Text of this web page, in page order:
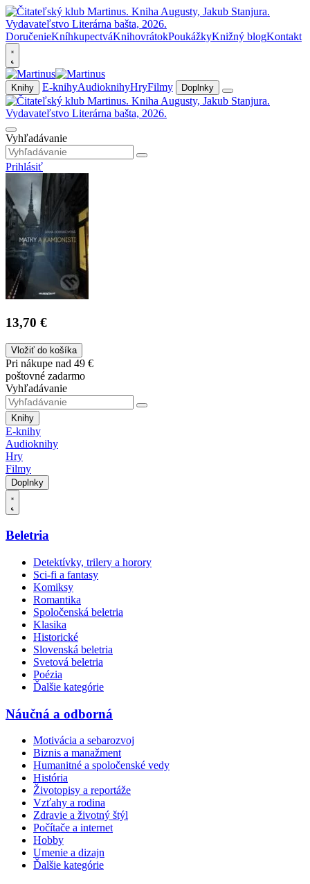
DoručenieKníhkupectváKnihovrátokPoukážkyKnižný blogKontakt
Knihy E-knihyAudioknihyHryFilmy Doplnky
Vyhľadávanie
Prihlásiť
13,70 €
Vložiť do košíka
Pri nákupe nad 49 €
poštovné zadarmo
Vyhľadávanie
Knihy
E-knihy
Audioknihy
Hry
Filmy
Doplnky
Beletria
Detektívky, trilery a horory
Sci-fi a fantasy
Komiksy
Romantika
Spoločenská beletria
Klasika
Historické
Slovenská beletria
Svetová beletria
Poézia
Ďalšie kategórie
Náučná a odborná
Motivácia a sebarozvoj
Biznis a manažment
Humanitné a spoločenské vedy
História
Životopisy a reportáže
Vzťahy a rodina
Zdravie a životný štýl
Počítače a internet
Hobby
Umenie a dizajn
Ďalšie kategórie